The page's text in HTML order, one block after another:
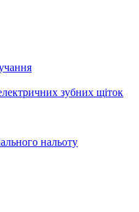
зубних щіток
нальоту